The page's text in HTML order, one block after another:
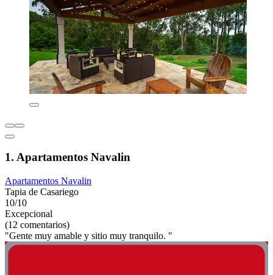
1. Apartamentos Navalin
Apartamentos Navalin
Tapia de Casariego
10/10
Excepcional
(12 comentarios)
"Gente muy amable y sitio muy tranquilo. "